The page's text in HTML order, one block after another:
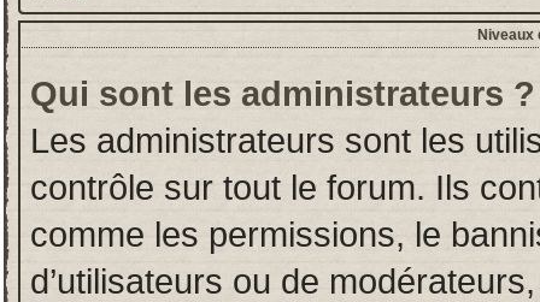
Niveaux
Qui sont les administrateurs ?
Les administrateurs sont les
contrôle sur tout le forum. Ils
comme les permissions, le
d’utilisateurs ou de